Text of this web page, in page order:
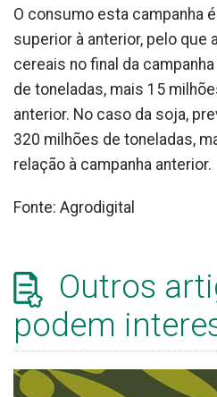
O consumo esta campanha
superior à anterior, pelo que
cereais no final da
de toneladas, mais 15
anterior. No caso da soja,
320 milhões de toneladas,
relação à campanha anterior.
Fonte: Agrodigital
Outros
podem